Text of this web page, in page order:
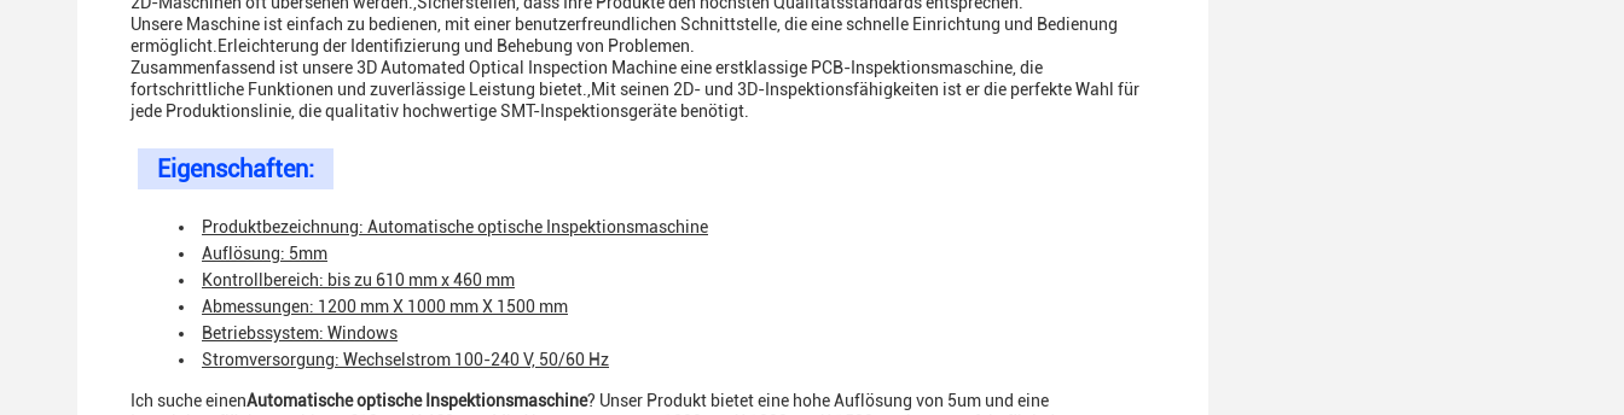
Unsere Maschine ist einfach zu bedienen, mit einer benutzerfreundlichen Schnittstelle, die eine schnelle Einrichtung und Bedienung
ermöglicht.Erleichterung der Identifizierung und Behebung von Problemen.
Zusammenfassend ist unsere 3D Automated Optical Inspection Machine eine erstklassige PCB-Inspektionsmaschine, die
fortschrittliche Funktionen und zuverlässige Leistung bietet.,Mit seinen 2D- und 3D-Inspektionsfähigkeiten ist er die perfekte Wahl für
jede Produktionslinie, die qualitativ hochwertige SMT-Inspektionsgeräte benötigt.
Eigenschaften:
Produktbezeichnung: Automatische optische Inspektionsmaschine
Auflösung: 5mm
Kontrollbereich: bis zu 610 mm x 460 mm
Abmessungen: 1200 mm X 1000 mm X 1500 mm
Betriebssystem: Windows
Stromversorgung: Wechselstrom 100-240 V, 50/60 Hz
Ich suche einenAutomatische optische Inspektionsmaschine? Unser Produkt bietet eine hohe Auflösung von 5um und eine